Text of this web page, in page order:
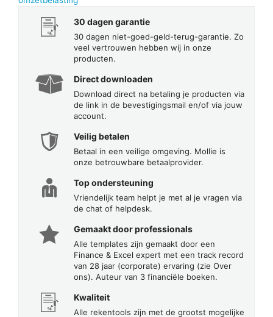
30 dagen garantie
30 dagen niet-goed-geld-terug-garantie. Zo
veel vertrouwen hebben wij in onze
producten.
Direct downloaden
Download direct na betaling je producten via
de link in de bevestigingsmail en/of via jouw
account.
Veilig betalen
Betaal in een veilige omgeving. Mollie is
onze betrouwbare betaalprovider.
Top ondersteuning
Vriendelijk team helpt je met al je vragen via
de chat of helpdesk.
Gemaakt door professionals
Alle templates zijn gemaakt door een
Finance & Excel expert met een track record
van 28 jaar (corporate) ervaring (zie Over
ons). Auteur van 3 financiële boeken.
Kwaliteit
Alle rekentools zijn met de grootst mogelijke